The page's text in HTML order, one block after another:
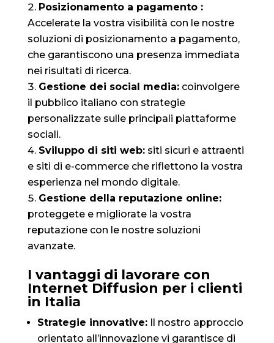
Posizionamento a pagamento :
Accelerate la vostra visibilità con le nostre
soluzioni di posizionamento a pagamento,
che garantiscono una presenza immediata
nei risultati di ricerca.
Gestione dei social media:coinvolgere
il pubblico italiano con strategie
personalizzate sulle principali piattaforme
sociali.
Sviluppo di siti web:siti sicuri e attraenti
e siti di e-commerce che riflettono la vostra
esperienza nel mondo digitale.
Gestione della reputazione online:
proteggete e migliorate la vostra
reputazione con le nostre soluzioni
avanzate.
I vantaggi di lavorare con
Internet Diffusion per i clienti
in Italia
Strategie innovative:Il nostro approccio
orientato all’innovazione vi garantisce di